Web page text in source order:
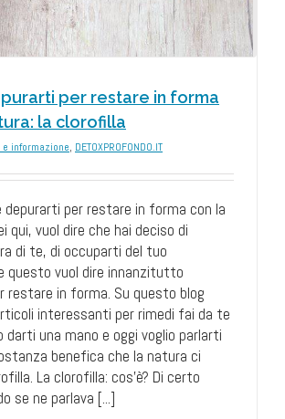
per restare in forma
la clorofilla
informazione, DETOXPROFONDO.IT
depurarti per restare in forma con la
qui, vuol dire che hai deciso di
di te, di occuparti del tuo
questo vuol dire innanzitutto
restare in forma. Su questo blog
interessanti per rimedi fai da te
darti una mano e oggi voglio parlarti
benefica che la natura ci
La clorofilla: cos'è? Di certo
se ne parlava [...]